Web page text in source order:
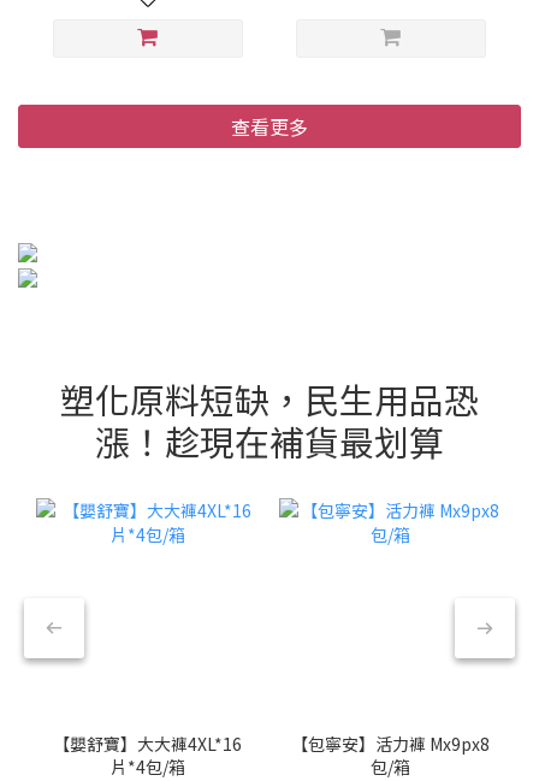
查看更多
塑化原料短缺，民生用品恐
漲！趁現在補貨最划算
【嬰舒寶】大大褲4XL*16
片*4包/箱
【包寧安】活力褲 Mx9px8
包/箱